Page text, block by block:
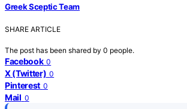
Greek Sceptic Team
SHARE ARTICLE
The post has been shared by 0 people.
Facebook 0
X (Twitter) 0
Pinterest 0
Mail 0